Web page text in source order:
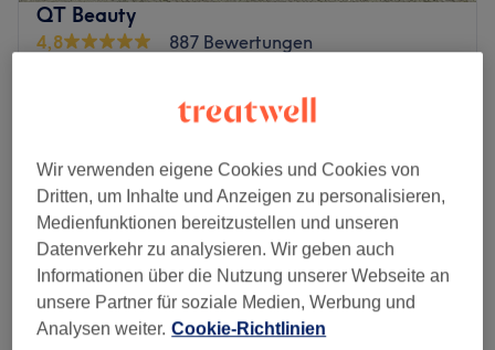
QT Beauty
4,8
887 Bewertungen
Damen Waxing - Gesicht komplett
Damen Waxing - Oberlippe/Kinn
20 Min.
ab16 €
Spare bis zu 20%
Damen Waxing - Augenbrauen
10 Min.
Spare bis zu 20%
Schnellansicht Saloninfos
Wir verwenden eigene Cookies und Cookies von
Dritten, um Inhalte und Anzeigen zu personalisieren,
Medienfunktionen bereitzustellen und unseren
Datenverkehr zu analysieren. Wir geben auch
Informationen über die Nutzung unserer Webseite an
unsere Partner für soziale Medien, Werbung und
Analysen weiter. Cookie-Richtlinien